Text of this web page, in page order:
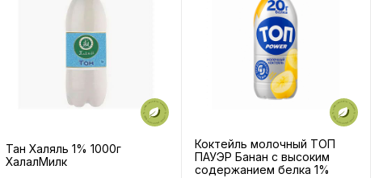
Тан Халяль 1% 1000г
ХалалМилк
Коктейль молочный ТОП
ПАУЭР Банан с высоким
содержанием белка 1%